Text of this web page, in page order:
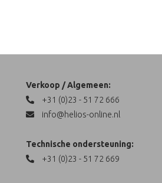
Verkoop / Algemeen:
+31 (0)23 - 51 72 666
info@helios-online.nl
Technische ondersteuning:
+31 (0)23 - 51 72 669